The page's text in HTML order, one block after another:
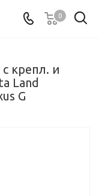
0
крепл. и
Land
G